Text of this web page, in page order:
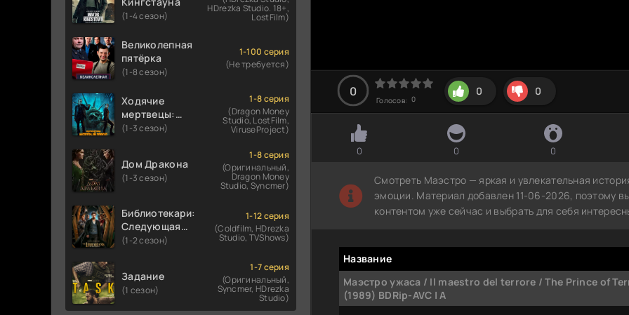
(1-4 сезон)
HDrezka Studio. 18+,
LostFilm)
Великолепная
пятёрка
(1-8 сезон)
1-100 серия
(Не требуется)
Ходячие
мертвецы:
Мертвый
(1-3 сезон)
1-8 серия
(Dragon Money
Studio, LostFilm,
ViruseProject)
Дом Дракона
(1-3 сезон)
1-8 серия
(Оригинальный,
Dragon Money
Studio, Syncmer)
Библиотекари:
Следующая
глава
(1-2 сезон)
1-12 серия
(Coldfilm, HDrezka
Studio, TVShows)
Задание
(1 сезон)
1-7 серия
(Оригинальный,
Syncmer, HDrezka
Studio)
0
Голосов: 0
0 0
0 0 0
Смотреть Маэстро — яркая и увлекательная
эмоции. Материал добавлен 11-06-2026, поэтому
контентом уже сейчас и выбрать для себя
Название
Маэстро ужаса / Il maestro del terrore / The Prince of
(1989) BDRip-AVC | A